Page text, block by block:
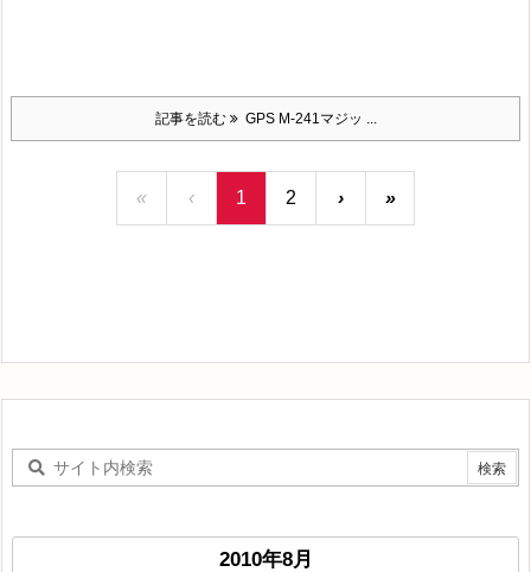
記事を読む GPS M-241マジッ ...
« ‹ 1 2 › »
2010年8月